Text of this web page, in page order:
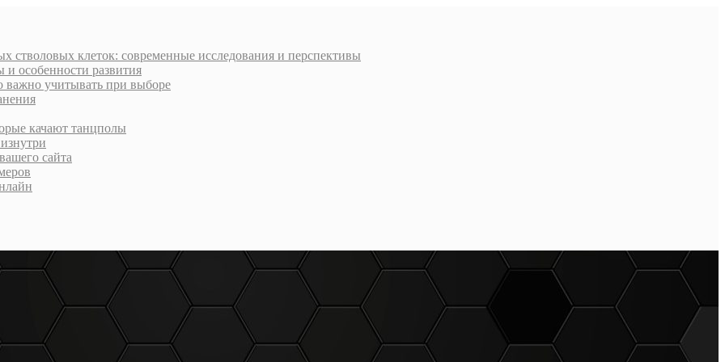
стволовых клеток: современные исследования и перспективы
особенности развития
важно учитывать при выборе
качают танцполы
сайта